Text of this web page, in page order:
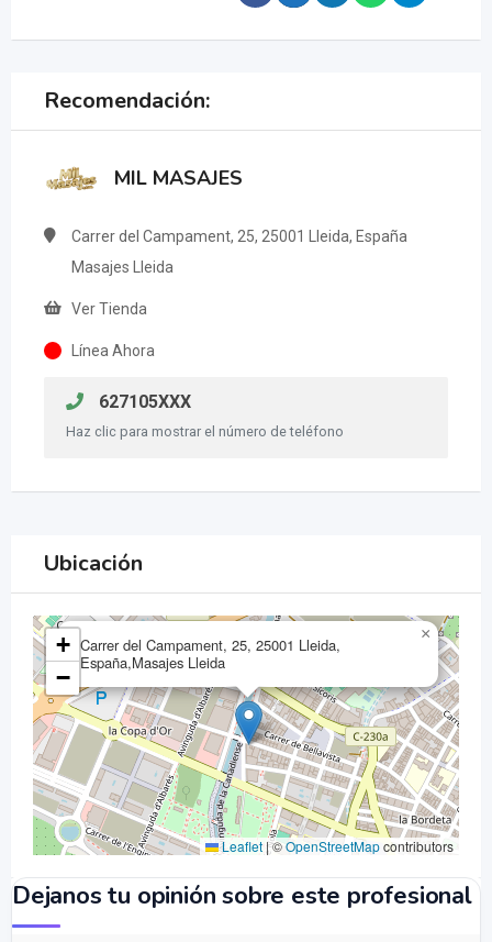
Recomendación:
MIL MASAJES
Carrer del Campament, 25, 25001 Lleida, España
Masajes Lleida
Ver Tienda
Línea Ahora
627105XXX
Haz clic para mostrar el número de teléfono
Ubicación
Carrer del Campament, 25, 25001 Lleida,
España,Masajes Lleida
×
+
−
Leaflet |©OpenStreetMapcontributors
Dejanos tu opinión sobre este profesional